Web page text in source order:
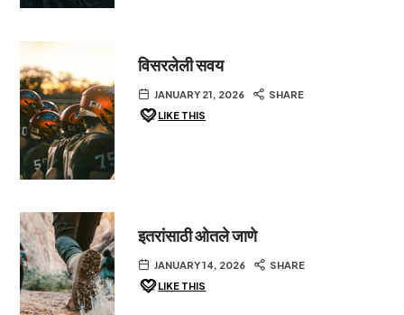
विसरलेली सवय
JANUARY 21, 2026
SHARE
LIKE THIS
इतरांसाठी ओतले जाणे
JANUARY 14, 2026
SHARE
LIKE THIS